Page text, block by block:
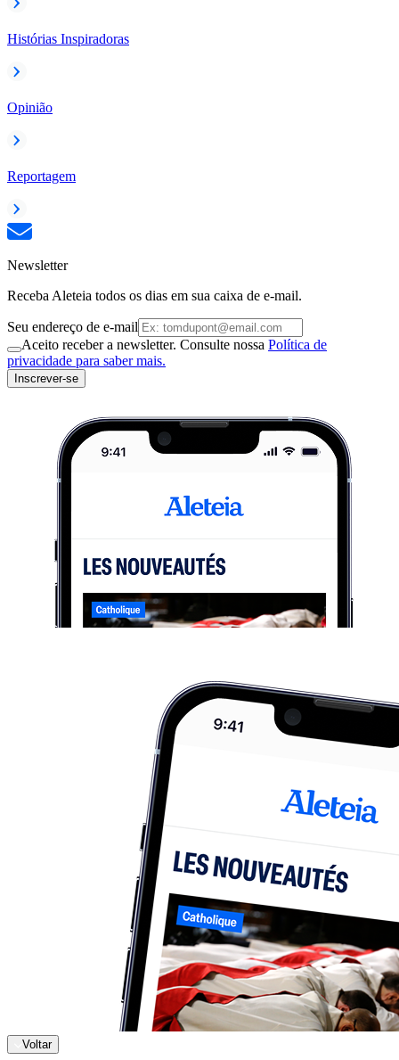
Histórias Inspiradoras
Opinião
Reportagem
Newsletter
Receba Aleteia todos os dias em sua caixa de e-mail.
Seu endereço de e-mail
Aceito receber a newsletter. Consulte nossa Política de
privacidade para saber mais.
Inscrever-se
Voltar